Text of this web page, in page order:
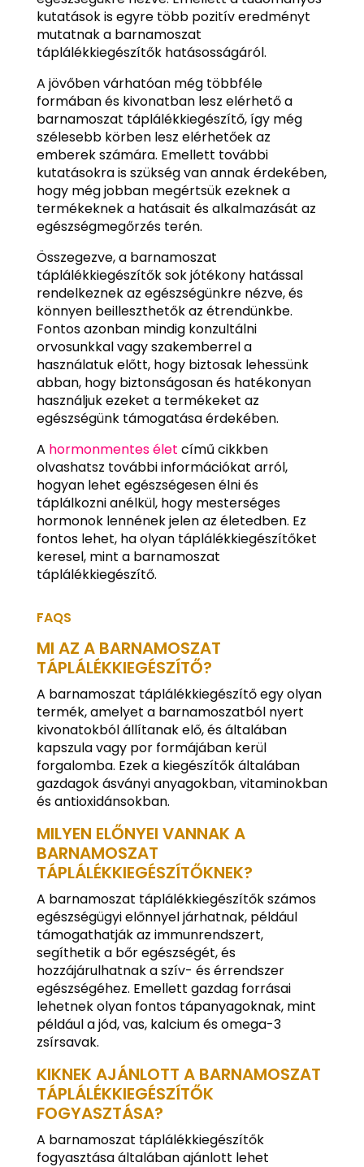
kutatások is egyre több pozitív eredményt
mutatnak a barnamoszat
táplálékkiegészítők hatásosságáról.
A jövőben várhatóan még többféle
formában és kivonatban lesz elérhető a
barnamoszat táplálékkiegészítő, így még
szélesebb körben lesz elérhetőek az
emberek számára. Emellett további
kutatásokra is szükség van annak érdekében,
hogy még jobban megértsük ezeknek a
termékeknek a hatásait és alkalmazását az
egészségmegőrzés terén.
Összegezve, a barnamoszat
táplálékkiegészítők sok jótékony hatással
rendelkeznek az egészségünkre nézve, és
könnyen beilleszthetők az étrendünkbe.
Fontos azonban mindig konzultálni
orvosunkkal vagy szakemberrel a
használatuk előtt, hogy biztosak lehessünk
abban, hogy biztonságosan és hatékonyan
használjuk ezeket a termékeket az
egészségünk támogatása érdekében.
A hormonmentes élet című cikkben
olvashatsz további információkat arról,
hogyan lehet egészségesen élni és
táplálkozni anélkül, hogy mesterséges
hormonok lennének jelen az életedben. Ez
fontos lehet, ha olyan táplálékkiegészítőket
keresel, mint a barnamoszat
táplálékkiegészítő.
FAQS
MI AZ A BARNAMOSZAT
TÁPLÁLÉKKIEGÉSZÍTŐ?
A barnamoszat táplálékkiegészítő egy olyan
termék, amelyet a barnamoszatból nyert
kivonatokból állítanak elő, és általában
kapszula vagy por formájában kerül
forgalomba. Ezek a kiegészítők általában
gazdagok ásványi anyagokban, vitaminokban
és antioxidánsokban.
MILYEN ELŐNYEI VANNAK A
BARNAMOSZAT
TÁPLÁLÉKKIEGÉSZÍTŐKNEK?
A barnamoszat táplálékkiegészítők számos
egészségügyi előnnyel járhatnak, például
támogathatják az immunrendszert,
segíthetik a bőr egészségét, és
hozzájárulhatnak a szív- és érrendszer
egészségéhez. Emellett gazdag forrásai
lehetnek olyan fontos tápanyagoknak, mint
például a jód, vas, kalcium és omega-3
zsírsavak.
KIKNEK AJÁNLOTT A BARNAMOSZAT
TÁPLÁLÉKKIEGÉSZÍTŐK
FOGYASZTÁSA?
A barnamoszat táplálékkiegészítők
fogyasztása általában ajánlott lehet